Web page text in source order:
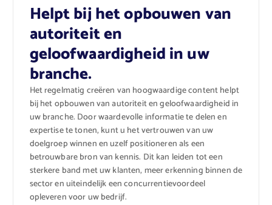
Helpt bij het opbouwen van
autoriteit en
geloofwaardigheid in uw
branche.
Het regelmatig creëren van hoogwaardige content helpt
bij het opbouwen van autoriteit en geloofwaardigheid in
uw branche. Door waardevolle informatie te delen en
expertise te tonen, kunt u het vertrouwen van uw
doelgroep winnen en uzelf positioneren als een
betrouwbare bron van kennis. Dit kan leiden tot een
sterkere band met uw klanten, meer erkenning binnen de
sector en uiteindelijk een concurrentievoordeel
opleveren voor uw bedrijf.